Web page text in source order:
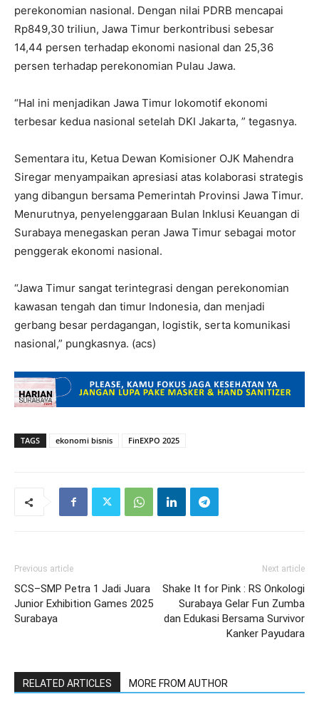
perekonomian nasional. Dengan nilai PDRB mencapai
Rp849,30 triliun, Jawa Timur berkontribusi sebesar
14,44 persen terhadap ekonomi nasional dan 25,36
persen terhadap perekonomian Pulau Jawa.
“Hal ini menjadikan Jawa Timur lokomotif ekonomi
terbesar kedua nasional setelah DKI Jakarta, ” tegasnya.
Sementara itu, Ketua Dewan Komisioner OJK Mahendra
Siregar menyampaikan apresiasi atas kolaborasi strategis
yang dibangun bersama Pemerintah Provinsi Jawa Timur.
Menurutnya, penyelenggaraan Bulan Inklusi Keuangan di
Surabaya menegaskan peran Jawa Timur sebagai motor
penggerak ekonomi nasional.
“Jawa Timur sangat terintegrasi dengan perekonomian
kawasan tengah dan timur Indonesia, dan menjadi
gerbang besar perdagangan, logistik, serta komunikasi
nasional,” pungkasnya. (acs)
TAGS ekonomi bisnis FinEXPO 2025
Previous article
SCS–SMP Petra 1 Jadi Juara
Junior Exhibition Games 2025
Surabaya
Next article
Shake It for Pink : RS Onkologi
Surabaya Gelar Fun Zumba
dan Edukasi Bersama Survivor
Kanker Payudara
RELATED ARTICLES MORE FROM AUTHOR